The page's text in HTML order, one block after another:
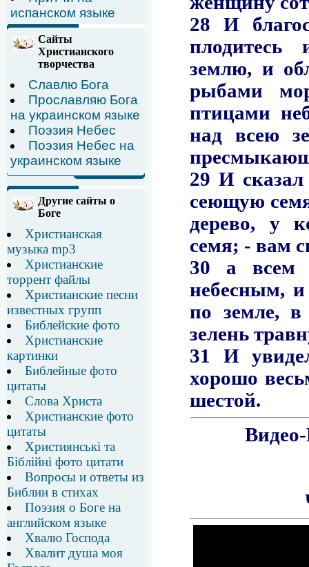
испанском языке
Сайты
Христианского
творчества
Славлю Бога
Прославляю Бога
на украинском языке
Поэзия Небес
Поэзия Небес на
украинском языке
Другие сайты о
Боге
Христианская
музыка mp3
Христианские
торрент файлы
Христианские песни
известных групп
Библейские фото
Христианские
картинки
Библейные фото
цитаты
Слова Христа
Христианские фото
цитаты
Християнські та
Біблійні фото цитати
Вопросы и ответы из
Библии в стихах
Поэзия о Боге на
английском языке
Хвалю Господа
Хвалит душа моя